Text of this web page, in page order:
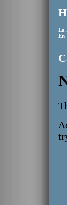
La
En